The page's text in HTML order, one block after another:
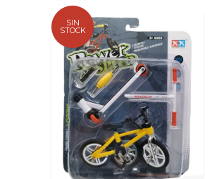
SIN
STOCK